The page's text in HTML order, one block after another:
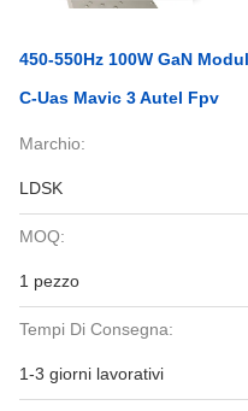
450-550Hz 100W GaN
C-Uas Mavic 3 Autel Fpv
Marchio:
LDSK
MOQ:
1 pezzo
Tempi Di Consegna:
1-3 giorni lavorativi